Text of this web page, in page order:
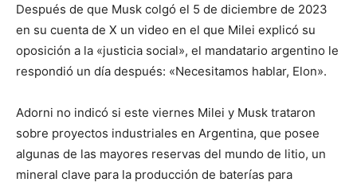
Después de que Musk colgó el 5 de diciembre de 2023
en su cuenta de X un video en el que Milei explicó su
oposición a la «justicia social», el mandatario argentino le
respondió un día después: «Necesitamos hablar, Elon».
Adorni no indicó si este viernes Milei y Musk trataron
sobre proyectos industriales en Argentina, que posee
algunas de las mayores reservas del mundo de litio, un
mineral clave para la producción de baterías para